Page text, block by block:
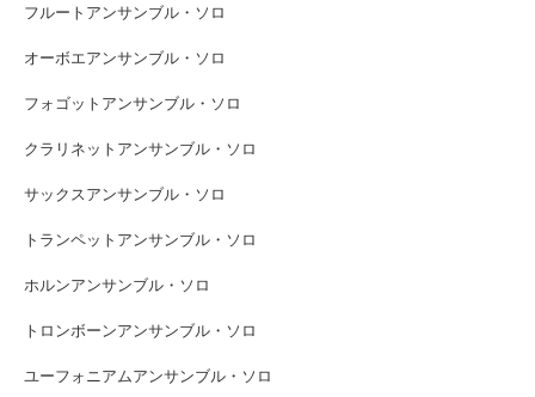
フルートアンサンブル・ソロ
オーボエアンサンブル・ソロ
フォゴットアンサンブル・ソロ
クラリネットアンサンブル・ソロ
サックスアンサンブル・ソロ
トランペットアンサンブル・ソロ
ホルンアンサンブル・ソロ
トロンボーンアンサンブル・ソロ
ユーフォニアムアンサンブル・ソロ